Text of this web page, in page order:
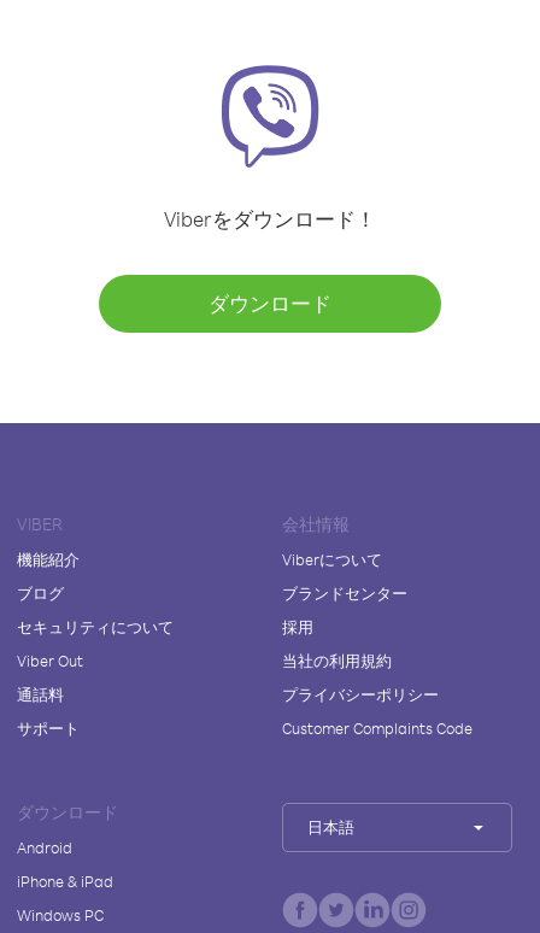
Viberをダウンロード！
ダウンロード
VIBER
機能紹介
ブログ
セキュリティについて
Viber Out
通話料
サポート
会社情報
Viberについて
ブランドセンター
採用
当社の利用規約
プライバシーポリシー
Customer Complaints Code
ダウンロード
Android
iPhone & iPad
Windows PC
日本語